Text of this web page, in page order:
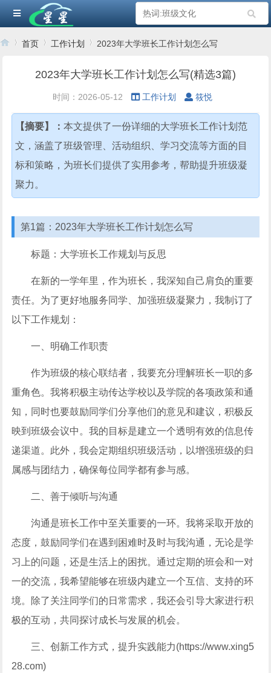
首页 工作计划
›
2023年大学班长工作计划怎么写
2023年大学班长工作计划怎么写(精选3篇)
时间：2026-05-12 工作计划 筱悦
【摘要】：本文提供了一份详细的大学班长工作计划范
文，涵盖了班级管理、活动组织、学习交流等方面的目
标和策略，为班长们提供了实用参考，帮助提升班级凝
聚力。
第1篇：2023年大学班长工作计划怎么写
标题：大学班长工作规划与反思
在新的一学年里，作为班长，我深知自己肩负的重要
责任。为了更好地服务同学、加强班级凝聚力，我制订了
以下工作规划：
一、明确工作职责
作为班级的核心联结者，我要充分理解班长一职的多
重角色。我将积极主动传达学校以及学院的各项政策和通
知，同时也要鼓励同学们分享他们的意见和建议，积极反
映到班级会议中。我的目标是建立一个透明有效的信息传
递渠道。此外，我会定期组织班级活动，以增强班级的归
属感与团结力，确保每位同学都有参与感。
二、善于倾听与沟通
沟通是班长工作中至关重要的一环。我将采取开放的
态度，鼓励同学们在遇到困难时及时与我沟通，无论是学
习上的问题，还是生活上的困扰。通过定期的班会和一对
一的交流，我希望能够在班级内建立一个互信、支持的环
境。除了关注同学们的日常需求，我还会引导大家进行积
极的互动，共同探讨成长与发展的机会。
三、创新工作方式，提升实践能力(https://www.xing5
28.com)